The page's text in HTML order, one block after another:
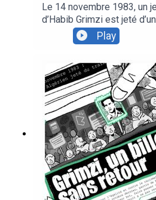
Le 14 novembre 1983, un
d’Habib Grimzi est jeté
ligne Bordeaux-Vintimille.
divers, ce meurtre a joué
pleine Marche pour
40 ans après, Podcastine
histoire souvent
série, nous vous
auteur, Gabriel Taïeb.
Play